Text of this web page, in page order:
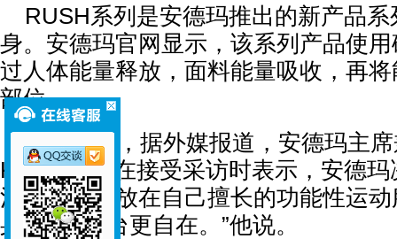
RUSH系列是安德玛推出的新产品系
身。安德玛官网显示，该系列产品使
过人体能量释放，面料能量吸收，再
部位。
去年年底，据外媒报道，安德玛主
KevinPlank在接受采访时表示，安德
注意力重新放在自己擅长的功能性运
身房比在T台更自在。”他说。